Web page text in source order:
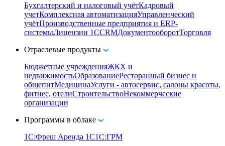
Бухгалтерский и налоговый учётКадровый
учетКомплексная автоматизацияУправленческий
учётПроизводственные предприятия и ERP-
системыЛицензии 1СCRMДокументооборотТорговля
Отраслевые продукты
Бюджетные учрежденияЖКХ и
недвижимостьОбразованиеРесторанный бизнес и
общепитМедицинаУслуги - автосервис, cалоны красоты,
фитнес, отелиСтроительствоНекоммерческие
организации
Программы в облаке
1C:Фреш Аренда 1С1С:ГРМ